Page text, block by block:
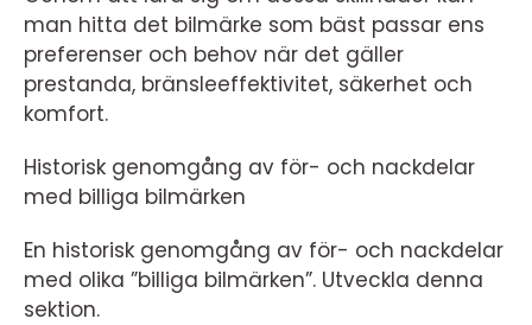
man hitta det bilmärke som bäst passar ens
preferenser och behov när det gäller
prestanda, bränsleeffektivitet, säkerhet och
komfort.
Historisk genomgång av för- och nackdelar
med billiga bilmärken
En historisk genomgång av för- och nackdelar
med olika ”billiga bilmärken”. Utveckla denna
sektion.